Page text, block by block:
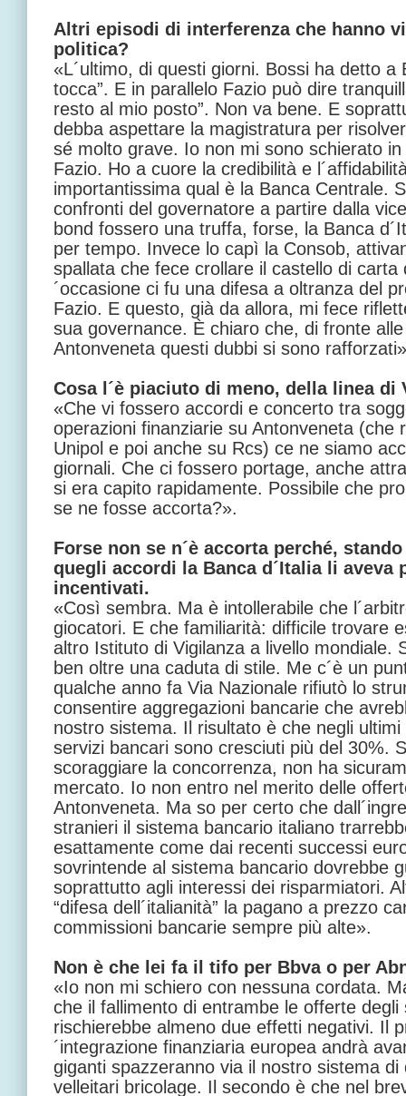
Altri episodi di interferenza che hanno
politica?
«L´ultimo, di questi giorni. Bossi ha detto a
tocca”. E in parallelo Fazio può dire
resto al mio posto”. Non va bene. E
debba aspettare la magistratura per
sé molto grave. Io non mi sono schierato
Fazio. Ho a cuore la credibilità e
importantissima qual è la Banca Centrale.
confronti del governatore a partire dalla
bond fossero una truffa, forse, la Banca
per tempo. Invece lo capì la Consob,
spallata che fece crollare il castello di carta
´occasione ci fu una difesa a oltranza del
Fazio. E questo, già da allora, mi fece
sua governance. È chiaro che, di fronte
Antonveneta questi dubbi si sono
Cosa l´è piaciuto di meno, della linea di
«Che vi fossero accordi e concerto tra
operazioni finanziarie su Antonveneta (che
Unipol e poi anche su Rcs) ce ne siamo
giornali. Che ci fossero portage, anche
si era capito rapidamente. Possibile che
se ne fosse accorta?».
Forse non se n´è accorta perché,
quegli accordi la Banca d´Italia li aveva
incentivati.
«Così sembra. Ma è intollerabile che
giocatori. E che familiarità: difficile trovare
altro Istituto di Vigilanza a livello mondiale.
ben oltre una caduta di stile. Me c´è un
qualche anno fa Via Nazionale rifiutò lo
consentire aggregazioni bancarie che
nostro sistema. Il risultato è che negli
servizi bancari sono cresciuti più del 30%.
scoraggiare la concorrenza, non ha
mercato. Io non entro nel merito delle
Antonveneta. Ma so per certo che
stranieri il sistema bancario italiano
esattamente come dai recenti successi
sovrintende al sistema bancario dovrebbe
soprattutto agli interessi dei risparmiatori.
“difesa dell´italianità” la pagano a prezzo
commissioni bancarie sempre più alte».
Non è che lei fa il tifo per Bbva o per
«Io non mi schiero con nessuna cordata.
che il fallimento di entrambe le offerte degli
rischierebbe almeno due effetti negativi. Il
´integrazione finanziaria europea andrà
giganti spazzeranno via il nostro sistema
velleitari bricolage. Il secondo è che nel